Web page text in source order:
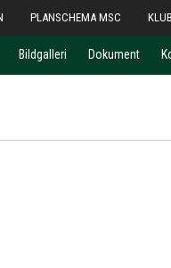
PLANSCHEMA MSC
Bildgalleri Dokument